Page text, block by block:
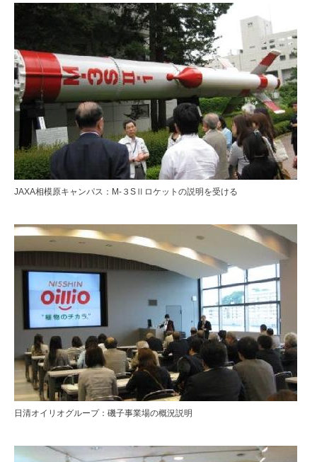
JAXA相模原キャンパス：M-３SⅡロケットの説明を受ける
日清オイリオグループ：磯子事業場の概況説明